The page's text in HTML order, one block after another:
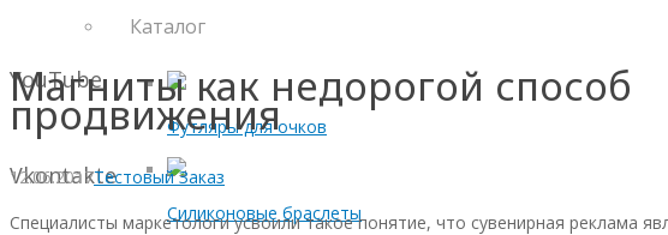
YouTube
Vkontakte
Каталог
Футляры для очков
Силиконовые браслеты
Магниты как недорогой способ
продвижения
12.06.2017Тестовый Заказ
Специалисты маркетологи усвоили такое понятие, что сувенирная реклама